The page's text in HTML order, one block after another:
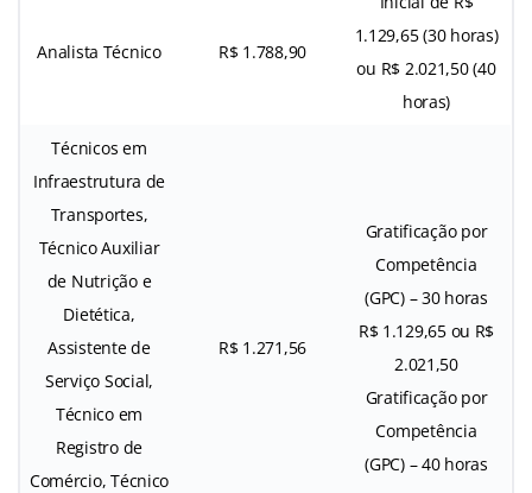
Analista Técnico R$ 1.788,90
1.129,65 (30 horas)
ou R$ 2.021,50 (40
horas)
Técnicos em
Infraestrutura de
Transportes,
Técnico Auxiliar
de Nutrição e
Dietética,
Assistente de
Serviço Social,
Técnico em
Registro de
Comércio, Técnico
R$ 1.271,56
Gratificação por
Competência
(GPC) – 30 horas
R$ 1.129,65 ou R$
2.021,50
Gratificação por
Competência
(GPC) – 40 horas